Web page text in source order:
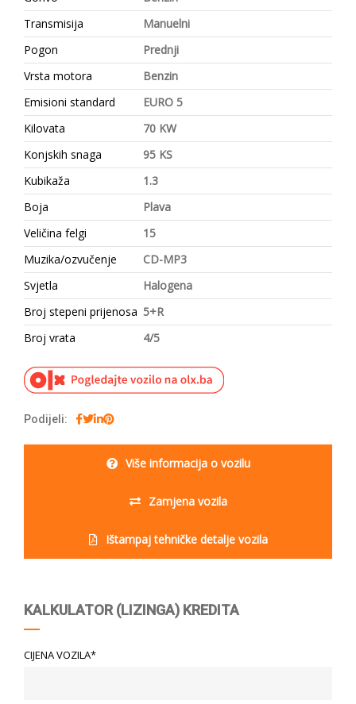
Transmisija
Manuelni
Pogon
Prednji
Vrsta motora
Benzin
Emisioni standard
EURO 5
Kilovata
70 KW
Konjskih snaga
95 KS
Kubikaža
1.3
Boja
Plava
Veličina felgi
15
Muzika/ozvučenje
CD-MP3
Svjetla
Halogena
Broj stepeni prijenosa 5+R
Broj vrata
4/5
Podijeli:
Više informacija o vozilu
Zamjena vozila
Ištampaj tehničke detalje vozila
KALKULATOR (LIZINGA) KREDITA
CIJENA VOZILA*